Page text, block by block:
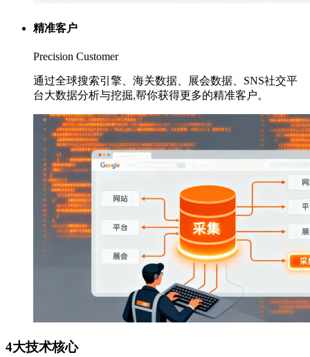
精准客户
Precision Customer
通过全球搜索引擎、海关数据、展会数据、SNS社交平
台大数据分析与挖掘,帮你获得更多的精准客户。
4大技术核心